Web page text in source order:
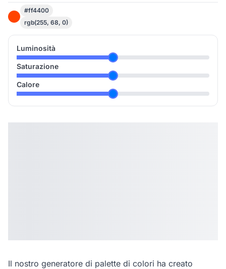
#ff4400
rgb(255, 68, 0)
Luminosità
Saturazione
Calore
Il nostro generatore di palette di colori ha creato